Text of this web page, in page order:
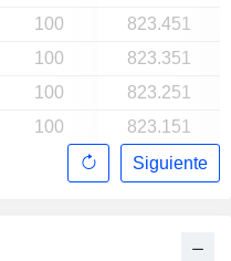
100
823.451
100
823.351
100
823.251
100
823.151
Siguiente